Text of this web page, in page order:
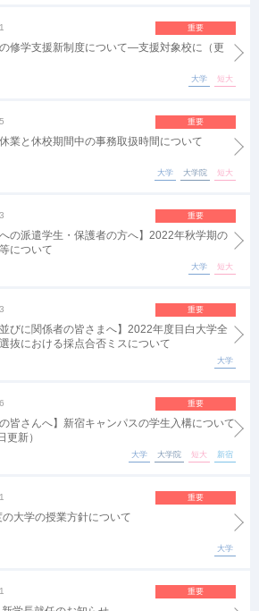
重要
修学支援新制度について―支援対象校に（更
大学 短大
重要
業と休校期間中の事務取扱時間について
大学 大学院 短大
重要
への派遣学生・保護者の方へ】2022年秋学期の
について
大学 短大
重要
並びに関係者の皆さまへ】2022年度目白大学全
抜における採点合否ミスについて
大学
重要
の皆さんへ】新宿キャンパスの学生入構について
更新）
大学 大学院 短大 新宿
重要
大学の授業方針について
大学
重要